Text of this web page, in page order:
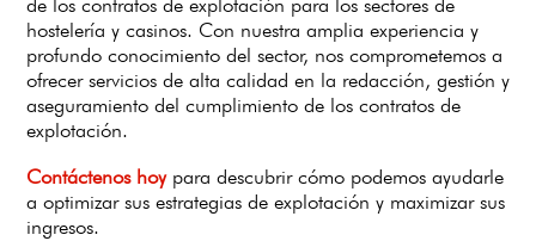
de los contratos de explotación para los sectores de
hostelería y casinos. Con nuestra amplia experiencia y
profundo conocimiento del sector, nos comprometemos a
ofrecer servicios de alta calidad en la redacción, gestión y
aseguramiento del cumplimiento de los contratos de
explotación.
Contáctenos hoypara descubrir cómo podemos ayudarle
a optimizar sus estrategias de explotación y maximizar sus
ingresos.